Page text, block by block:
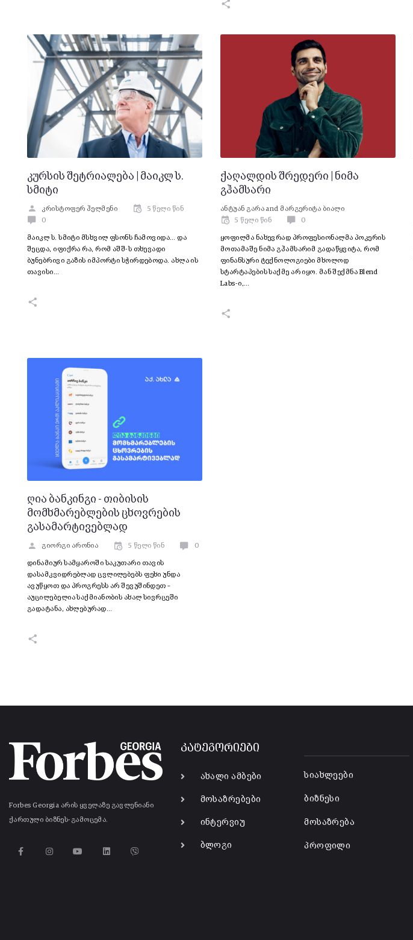
კურსის შეტრიალება | მაიკლ ს.
სმიტი
კრისტოფერ ჰელმენი
5 წელი წინ
0
მაიკლ ს. სმიტი მსხვილ ფსონს ჩამოვიდა… და
შეცდა, იფიქრა რა, რომ აშშ-ს თხევადი
ბუნებრივი გაზის იმპორტი სჭირდებოდა. ახლა ის
თავისი…
ქაღალდის შრედერი | ნიმა
გჰამსარი
ანტუან გარაand მარგერიტა ბიალი
5 წელი წინ
0
ყოფილმა ნახევრად პროფესიონალმა პოკერის
მოთამაშე ნიმა გჰამსარიმ გადაწყვიტა, რომ
ფინანსური ტექნოლოგიები მხოლოდ
სტარტაპების საქმე არ იყო. მან შექმნა Blend
Labs-ი,…
ღია ბანკინგი - თიბისის
მომხმარებლების ცხოვრების
გასამარტივებლად
გიორგი არონია 5 წელი წინ 0
დინამიურ სამყაროში საკუთარი თავის
დასამკვიდრებლად ცვლილებებს ფეხი უნდა
ავუწყოთ და პროგრესს არ შევუშინდეთ –
აუცილებელია საქმიანობის ახალ სივრცეში
გადატანა, ახლებურად…
Forbes Georgia არის ყველაზე გავლენიანი
ქართული ბიზნეს-გამოცემა.
კატეგორიები
ახალი ამბები
მოსაზრებები
ინტერვიუ
ბლოგი
სიახლეები
ბიზნესი
მოსაზრება
პროფილი